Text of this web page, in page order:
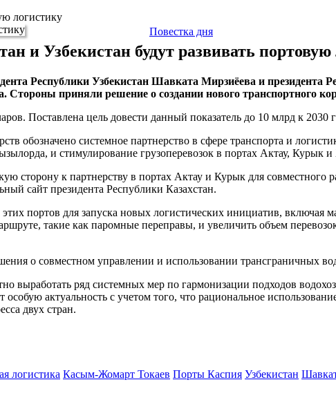
логистику
Повестка дня
и Узбекистан будут развивать
Республики Узбекистан Шавката Мирзиёева и
Стороны приняли решение о создании нового транспортного
Поставлена цель довести данный показатель до 10 млрд к 2030
обозначено системное партнерство в сфере транспорта и
и стимулирование грузоперевозок в портах Актау, Курык и
сторону к партнерству в портах Актау и Курык для совместного
сайт президента Республики Казахстан.
портов для запуска новых логистических инициатив,
такие как паромные переправы, и увеличить объем
о совместном управлении и использовании трансграничных
выработать ряд системных мер по гармонизации подходов
особую актуальность с учетом того, что рациональное
двух стран.
логистика Касым-Жомарт Токаев Порты Каспия Узбекистан